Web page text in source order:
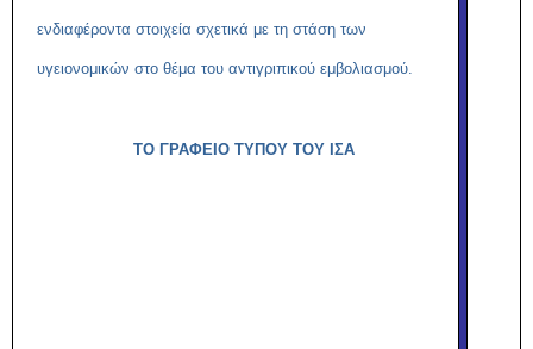
ενδιαφέροντα στοιχεία σχετικά με τη στάση των
υγειονομικών στο θέμα του αντιγριπικού εμβολιασμού.
ΤΟ ΓΡΑΦΕΙΟ ΤΥΠΟΥ ΤΟΥ ΙΣΑ